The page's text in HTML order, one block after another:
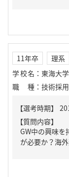
11年卒 理系
学校名 ： 東海大
職種 ： 技術採用
【質問内容】
GW中の興味を
が必要か？海